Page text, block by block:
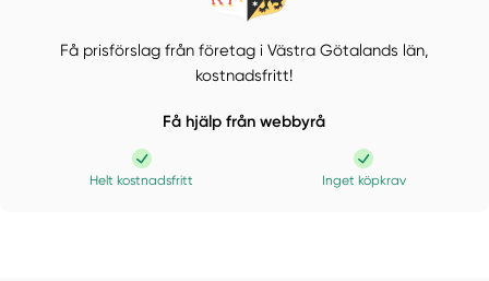
Få prisförslag från företag i Västra Götalands län,
kostnadsfritt!
Få hjälp från webbyrå
Helt kostnadsfritt Inget köpkrav